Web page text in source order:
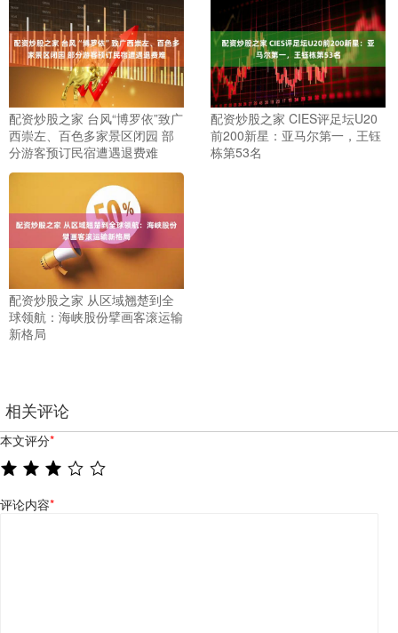
配资炒股之家 台风“博罗依”致广
西崇左、百色多家景区闭园 部
分游客预订民宿遭遇退费难
配资炒股之家 CIES评足坛U20
前200新星：亚马尔第一，王钰
栋第53名
配资炒股之家 从区域翘楚到全
球领航：海峡股份擘画客滚运输
新格局
相关评论
本文评分*
评论内容*